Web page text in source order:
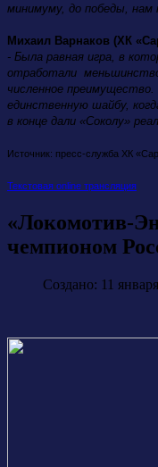
минимуму, до победы, нам
Михаил Варнаков (ХК
- Была равная игра, в
отработали
численное
единственную шайбу,
в конце дали «Соколу»
Источник: пресс-служба ХК
Текстовая online трансляция
«Локомотив-
чемпионом
Создано: 11